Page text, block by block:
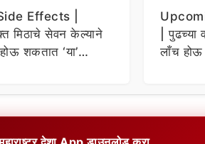
Effects |
मिठाचे सेवन केल्याने
होऊ शकतात ‘या’
| पुढच्या
लाँच होऊ